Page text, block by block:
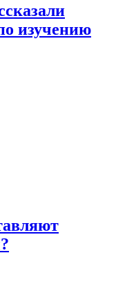
изучению